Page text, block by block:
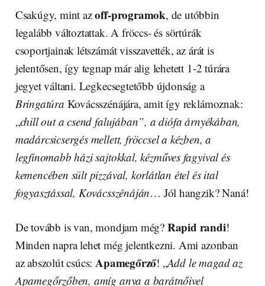
Csakúgy, mint azoff-programok, de utóbbin
legalább változtattak. A fröccs- és sörtúrák
csoportjainak létszámát visszavették, az árát is
jelentősen, így tegnap már alig lehetett 1-2 túrára
jegyet váltani. Legkecsegtetőbb újdonság a
Bringatúra Kovácsszénájára, amit így reklámoznak:
„chill out a csend falujában”, a diófa árnyékában,
madárcsicsergés mellett, fröccsel a kézben, a
legfinomabb házi sajtokkal, kézműves fagyival és
kemencében sült pizzával, korlátlan étel és ital
fogyasztással, Kovácsszénáján… Jól hangzik? Naná!
De tovább is van, mondjam még? Rapid randi!
Minden napra lehet még jelentkezni. Ami azonban
az abszolút csúcs: Apamegőrző! „Add le magad az
Apamegőrzőben, amíg anya a barátnőivel